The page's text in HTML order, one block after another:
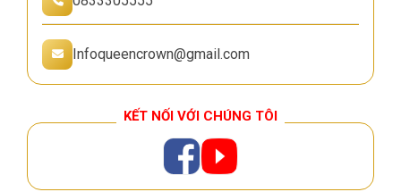
Infoqueencrown@gmail.com
KẾT NỐI VỚI CHÚNG TÔI